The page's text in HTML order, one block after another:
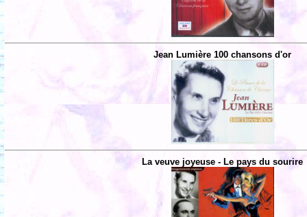
Jean Lumière 100 chansons d'or
La veuve joyeuse - Le pays du sourire